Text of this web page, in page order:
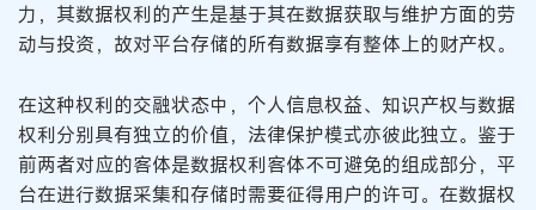
力，其数据权利的产生是基于其在数据获取与维护方面的劳
动与投资，故对平台存储的所有数据享有整体上的财产权。
在这种权利的交融状态中，个人信息权益、知识产权与数据
权利分别具有独立的价值，法律保护模式亦彼此独立。鉴于
前两者对应的客体是数据权利客体不可避免的组成部分，平
台在进行数据采集和存储时需要征得用户的许可。在数据权